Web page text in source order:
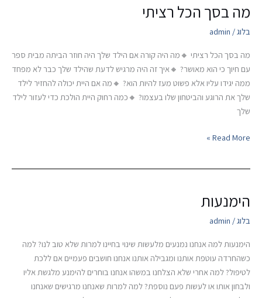
מה בסך הכל רציתי
בלוג/
admin
מה בסך הכל רציתי 🔸מה היה קורה אם הילד שלך היה חוזר הביתה מבית ספר
עם חיוך כי הוא מאושר? 🔸איך זה היה מרגיש לדעת שהילד שלך כבר לא מפחד
ממה יגידו עליו אלא פשוט מעז להיות הוא? 🔸מה אם היית יכולה להחזיר לילד
שלך את הרוגע והביטחון שלו בעצמו? 🔸כמה רחוק היית הולכת כדי לעזור לילד
שלך
מה
בסך
הכל
Read More »
הימנעות
בלוג/
admin
הימנעות למה אנחנו נמנעים מלעשות שינוי בחיינו למרות שלא טוב לנו? למה
כשהחרדה עוטפת אותנו ומגבילה אותנו אנחנו חושבים פעמיים אם ללכת
לטיפול? למה אחרי שלא הצלחנו במשהו אנחנו בוחרים להימנע מלגשת אליו
ולבחון אותו או לעשות פעם נוספת? למה למרות שאנחנו מרגישים שאנחנו
הימנעות